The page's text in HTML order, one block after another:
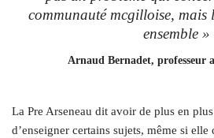
communauté mcgilloise, mais
ensemble »
Arnaud Bernadet, professeur
La Pre Arseneau dit avoir de plus en
d’enseigner certains sujets, même si